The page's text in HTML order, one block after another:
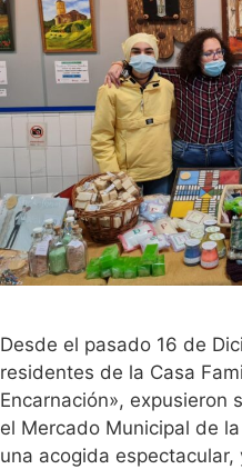
Desde el pasado 16 de
residentes de la Casa
Encarnación», expusieron
el Mercado Municipal de
una acogida